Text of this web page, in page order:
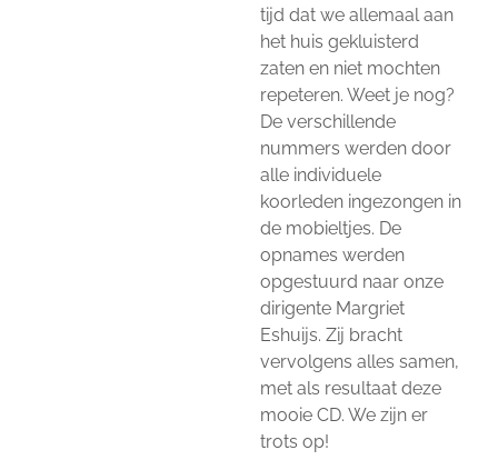
tijd dat we allemaal aan
het huis gekluisterd
zaten en niet mochten
repeteren. Weet je nog?
De verschillende
nummers werden door
alle individuele
koorleden ingezongen in
de mobieltjes. De
opnames werden
opgestuurd naar onze
dirigente Margriet
Eshuijs. Zij bracht
vervolgens alles samen,
met als resultaat deze
mooie CD. We zijn er
trots op!